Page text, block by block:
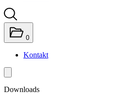
0
Kontakt
Downloads